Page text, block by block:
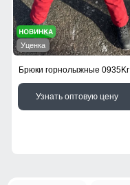
Уценка
Брюки горнолыжные 0935Kr
Узнать оптовую цену